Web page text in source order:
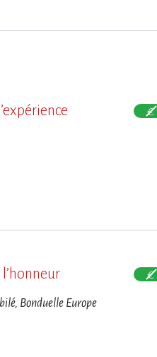
Bonduelle Europe